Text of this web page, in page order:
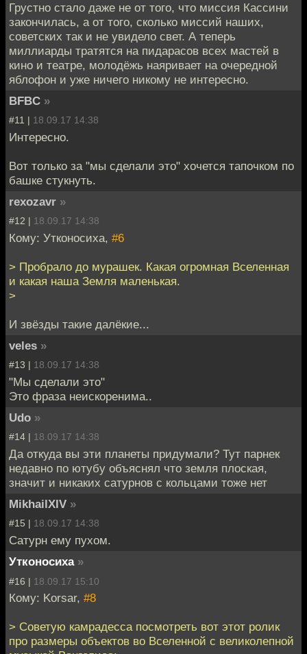
Грустно стало даже не от того, что миссия Кассини
закончилась, а от того, сколько миссий наших,
советских так и не увидело свет. А теперь
миллиарды тратятся на пидарасов всех мастей в
кино и театре, молодёжь наяривает на очередной
яблофон и уже ничего никому не интересно.
BFBC »
#11 | 18.09.17 14:38
Интересно.
Вот только за "мы сделали это" хочется тапочком по
башке стукнуть.
rexozavr »
#12 | 18.09.17 14:38
Кому: Утконосиха, #6
> Пробрало до мурашек. Какая огромная Вселенная
и какая наша Земля маленькая.
>
И звёзды такие далёкие...
veles »
#13 | 18.09.17 14:38
"Мы сделали это"
Это фраза неискоренима..
Udo »
#14 | 18.09.17 14:38
Да откуда вы эти планеты придумали? Тут парнек
недавно по ютубу объяснял что земля плоская,
значит и никаких сатурнов с кольцами тоже нет
MikhailXIV »
#15 | 18.09.17 14:38
Сатурн ему пухом.
Утконосиха »
#16 | 18.09.17 15:10
Кому: Korsar, #8
> Советую камрадесса посмотреть вот этот ролик
про размеры объектов во Вселенной с великолепной